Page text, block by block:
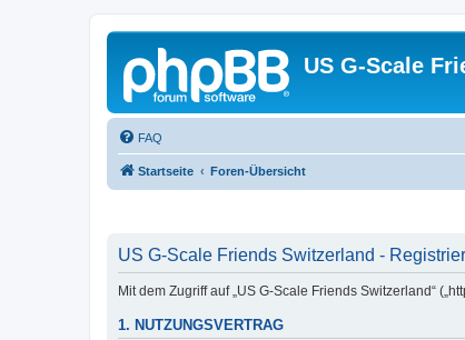
US G-Scale
FAQ
Startseite Foren-Übersicht
US G-Scale Friends Switzerland -
Mit dem Zugriff auf „US G-Scale Friends Switzerland“
1. NUTZUNGSVERTRAG